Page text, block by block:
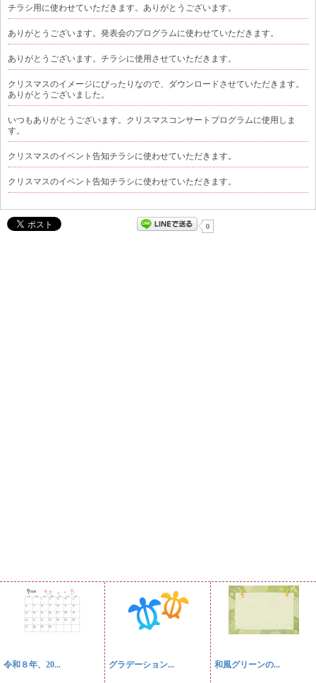
チラシ用に使わせていただきます。ありがとうございます。
ありがとうございます。発表会のプログラムに使わせていただきます。
ありがとうございます。チラシに使用させていただきます。
クリスマスのイメージにぴったりなので、ダウンロードさせていただきます。
ありがとうございました。
いつもありがとうございます。クリスマスコンサートプログラムに使用しま
す。
クリスマスのイベント告知チラシに使わせていただきます。
クリスマスのイベント告知チラシに使わせていただきます。
0
令和８年、20... グラデーション... 和風グリーンの...